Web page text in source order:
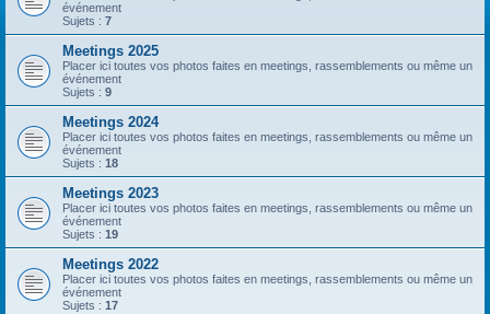
événement
Sujets : 7
Meetings 2025
Placer ici toutes vos photos faites en meetings, rassemblements ou même un
événement
Sujets : 9
Meetings 2024
Placer ici toutes vos photos faites en meetings, rassemblements ou même un
événement
Sujets : 18
Meetings 2023
Placer ici toutes vos photos faites en meetings, rassemblements ou même un
événement
Sujets : 19
Meetings 2022
Placer ici toutes vos photos faites en meetings, rassemblements ou même un
événement
Sujets : 17